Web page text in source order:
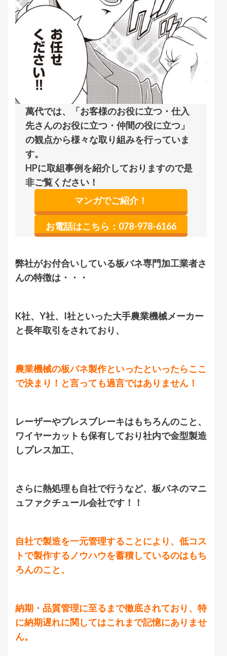
萬代では、「お客様のお役に立つ・仕入
先さんのお役に立つ・仲間の役に立つ」
の観点から様々な取り組みを行っていま
す。
HPに取組事例を紹介しておりますので是
非ご覧ください！
マンガでご紹介！
お電話はこちら：078-978-6166
弊社がお付合いしている板バネ専門加工業者さ
んの特徴は・・・
K社、Y社、I社といった大手農業機械メーカー
と長年取引をされており、
農業機械の板バネ製作といったといったらここ
で決まり！と言っても過言ではありません！
レーザーやプレスブレーキはもちろんのこと、
ワイヤーカットも保有しており社内で金型製造
しプレス加工、
さらに熱処理も自社で行うなど、板バネのマニ
ュファクチュール会社です！！
自社で製造を一元管理することにより、低コス
トで製作するノウハウを蓄積しているのはもち
ろんのこと、
納期・品質管理に至るまで徹底されており、特
に納期遅れに関してはこれまで記憶にありませ
ん。